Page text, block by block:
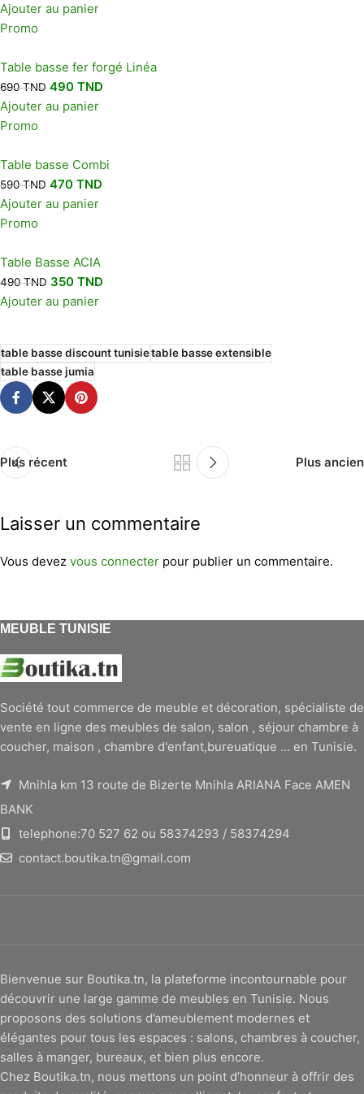
Ajouter au panier
Promo
Table basse fer forgé Linéa
690TND 490 TND
Ajouter au panier
Promo
Table basse Combi
590TND 470 TND
Ajouter au panier
Promo
Table Basse ACIA
490TND 350 TND
Ajouter au panier
table basse discount tunisietable basse extensible
table basse jumia
Plus récent Plus ancien
Laisser un commentaire
Vous devez vous connecter pour publier un commentaire.
MEUBLE TUNISIE
Société tout commerce de meuble et décoration, spécialiste de
vente en ligne des meubles de salon, salon , séjour chambre à
coucher, maison , chambre d'enfant,bureuatique ... en Tunisie.
Mnihla km 13 route de Bizerte Mnihla ARIANA Face AMEN
BANK
telephone:70 527 62 ou 58374293 / 58374294
contact.boutika.tn@gmail.com
Bienvenue sur Boutika.tn, la plateforme incontournable pour
découvrir une large gamme de meubles en Tunisie. Nous
proposons des solutions d’ameublement modernes et
élégantes pour tous les espaces : salons, chambres à coucher,
salles à manger, bureaux, et bien plus encore.
Chez Boutika.tn, nous mettons un point d’honneur à offrir des